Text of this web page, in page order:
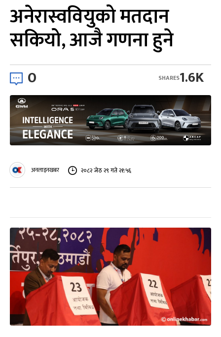
अनेरास्ववियुको मतदान
सकियो, आजै गणना हुने
0 1.6K
SHARES
अनलाइनखबर २०८२ जेठ २९ गते २१:५६